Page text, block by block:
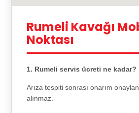
Rumeli Kavağı
Noktası
1. Rumeli servis ücreti ne kadar?
Arıza tespiti sonrası onarım
alınmaz.